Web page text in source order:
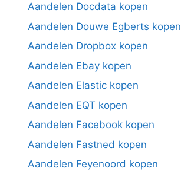
Aandelen Docdata kopen
Aandelen Douwe Egberts kopen
Aandelen Dropbox kopen
Aandelen Ebay kopen
Aandelen Elastic kopen
Aandelen EQT kopen
Aandelen Facebook kopen
Aandelen Fastned kopen
Aandelen Feyenoord kopen